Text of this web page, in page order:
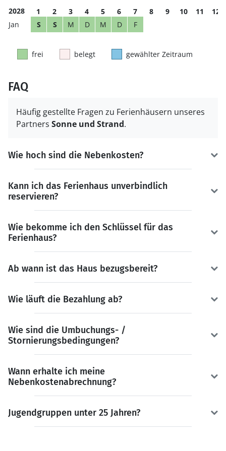
2028 1 2 3 4 5 6 7 8 9 10 11
12
S
S M D M D F
frei belegt gewählter Zeitraum
FAQ
Häufig gestellte Fragen zu Ferienhäusern unseres
Partners Sonne und Strand.
Wie hoch sind die Nebenkosten?
Kann ich das Ferienhaus unverbindlich
reservieren?
Wie bekomme ich den Schlüssel für das
Ferienhaus?
Ab wann ist das Haus bezugsbereit?
Wie läuft die Bezahlung ab?
Wie sind die Umbuchungs- /
Stornierungsbedingungen?
Wann erhalte ich meine
Nebenkostenabrechnung?
Jugendgruppen unter 25 Jahren?